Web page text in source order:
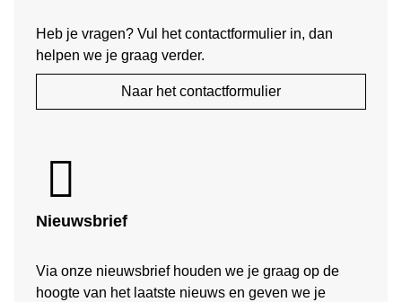
Heb je vragen? Vul het contactformulier in, dan
helpen we je graag verder.
Naar het contactformulier
Nieuwsbrief
Via onze nieuwsbrief houden we je graag op de
hoogte van het laatste nieuws en geven we je